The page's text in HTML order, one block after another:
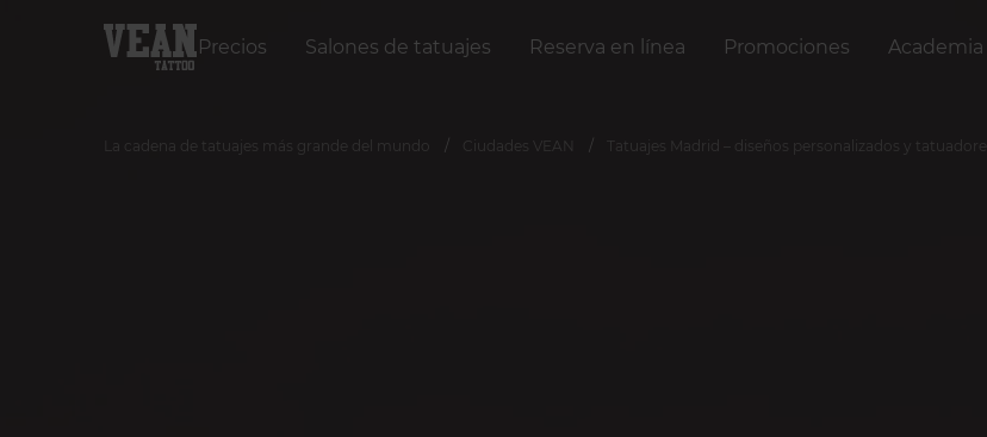
Precios Salones de tatuajes Reserva en línea Promociones Academia
La cadena de tatuajes más grande del mundo Ciudades VEAN Tatuajes Madrid – diseños personalizados y tatuadores